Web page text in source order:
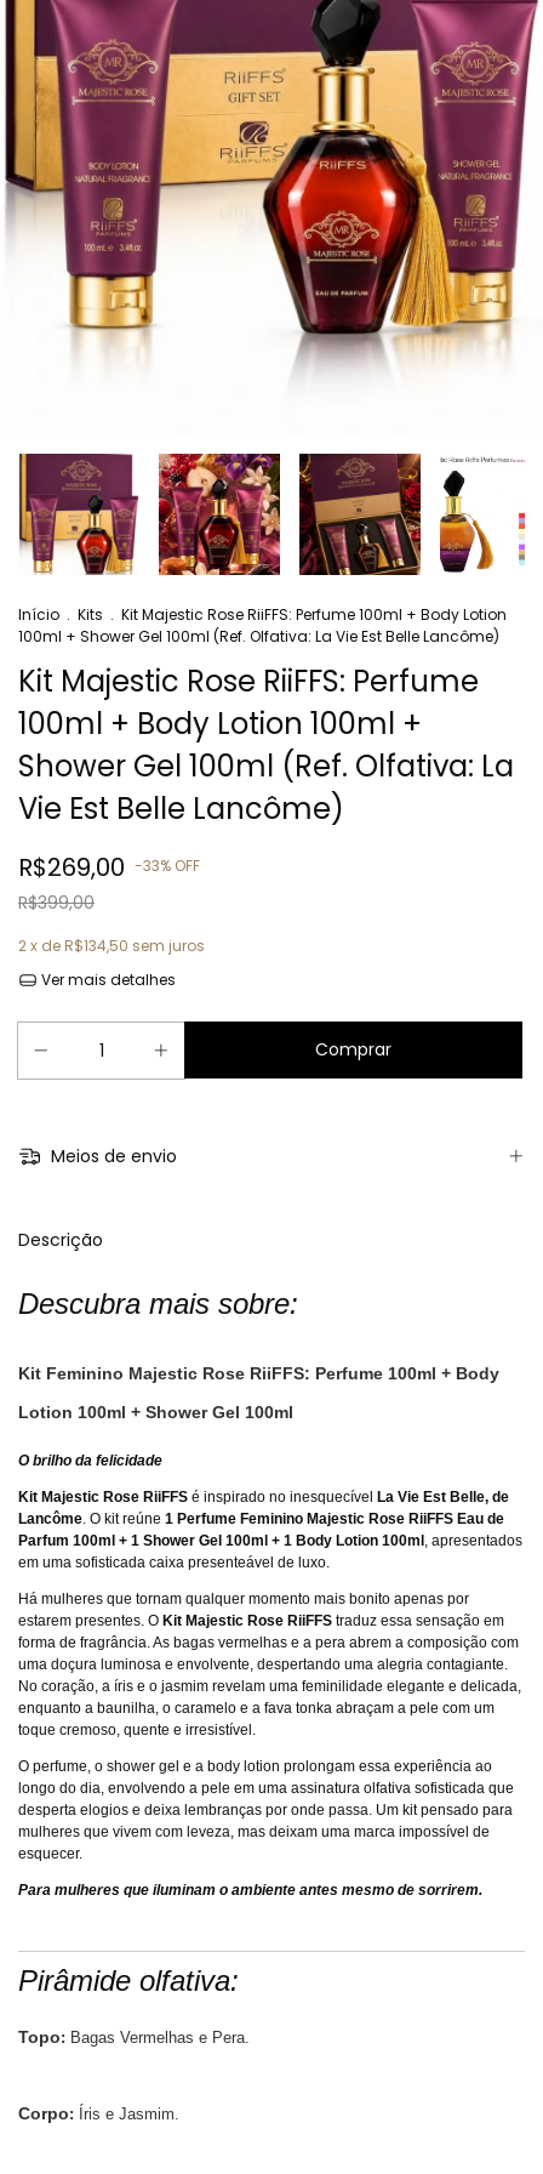
Início . Kits . Kit Majestic Rose RiiFFS: Perfume 100ml + Body Lotion
100ml + Shower Gel 100ml (Ref. Olfativa: La Vie Est Belle Lancôme)
Kit Majestic Rose RiiFFS: Perfume
100ml + Body Lotion 100ml +
Shower Gel 100ml (Ref. Olfativa: La
Vie Est Belle Lancôme)
R$269,00 -33% OFF
R$399,00
2x de R$134,50 sem juros
Ver mais detalhes
Meios de envio
Descrição
Descubra mais sobre:
Kit Feminino Majestic Rose RiiFFS: Perfume 100ml + Body
Lotion 100ml + Shower Gel 100ml
O brilho da felicidade
Kit Majestic Rose RiiFFS é inspirado no inesquecível
La Vie Est Belle, de
Lancôme. O kit reúne 1 Perfume Feminino Majestic Rose RiiFFS Eau de
Parfum 100ml + 1 Shower Gel 100ml + 1 Body Lotion 100ml , apresentados
em uma sofisticada caixa presenteável de luxo.
Há mulheres que tornam qualquer momento mais bonito apenas por
estarem presentes. O Kit Majestic Rose RiiFFS traduz essa sensação em
forma de fragrância. As bagas vermelhas e a pera abrem a composição com
uma doçura luminosa e envolvente, despertando uma alegria contagiante.
No coração, a íris e o jasmim revelam uma feminilidade elegante e delicada,
enquanto a baunilha, o caramelo e a fava tonka abraçam a pele com um
toque cremoso, quente e irresistível.
O perfume, o shower gel e a body lotion prolongam essa experiência ao
longo do dia, envolvendo a pele em uma assinatura olfativa sofisticada que
desperta elogios e deixa lembranças por onde passa. Um kit pensado para
mulheres que vivem com leveza, mas deixam uma marca impossível de
esquecer.
Para mulheres que iluminam o ambiente antes mesmo de sorrirem.
Pirâmide olfativa:
Topo: Bagas Vermelhas e Pera.
Corpo: Íris e Jasmim.